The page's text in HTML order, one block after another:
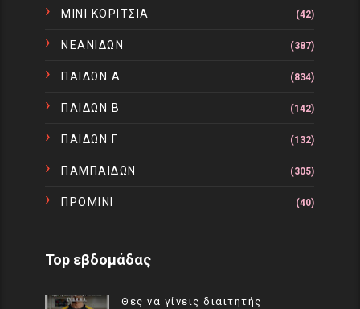
ΜΙΝΙ ΚΟΡΙΤΣΙΑ (42)
ΝΕΑΝΙΔΩΝ (387)
ΠΑΙΔΩΝ Α (834)
ΠΑΙΔΩΝ Β (142)
ΠΑΙΔΩΝ Γ (132)
ΠΑΜΠΑΙΔΩΝ (305)
ΠΡΟΜΙΝΙ (40)
Top εβδομάδας
Θες να γίνεις διαιτητής